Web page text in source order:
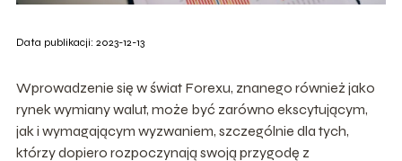
Data publikacji: 2023-12-13
Wprowadzenie się w świat Forexu, znanego również jako
rynek wymiany walut, może być zarówno ekscytującym,
jak i wymagającym wyzwaniem, szczególnie dla tych,
którzy dopiero rozpoczynają swoją przygodę z